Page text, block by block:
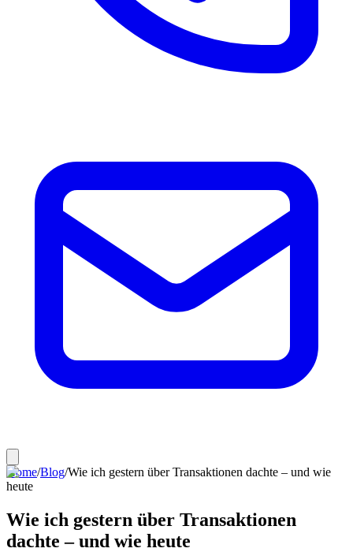
Home/Blog/Wie ich gestern über Transaktionen dachte – und wie
heute
Wie ich gestern über Transaktionen
dachte – und wie heute